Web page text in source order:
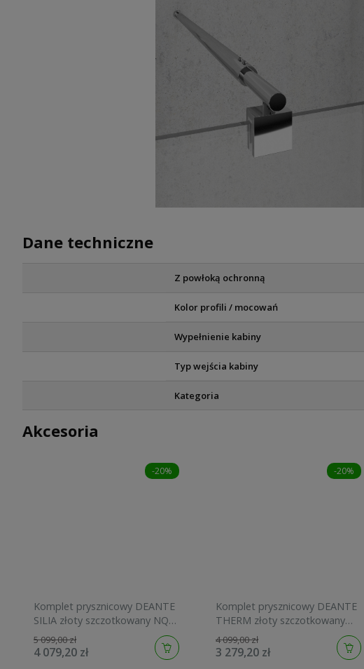
Dane techniczne
Z powłoką ochronną
Kolor profili / mocowań
Wypełnienie kabiny
Typ wejścia kabiny
Kategoria
Akcesoria
-20%
Komplet prysznicowy DEANTE
SILIA złoty szczotkowany NQS
R4XM
5 099,00 zł
4 079,20 zł
-20%
Komplet prysznicowy DEANTE
THERM złoty szczotkowany
BXYZREBT
4 099,00 zł
3 279,20 zł